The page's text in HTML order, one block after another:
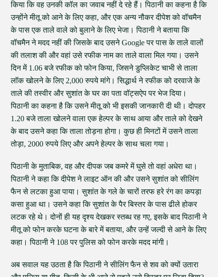
किया कि वह उनकी कॉल का जवाब नहीं दे रहे हैं। पिठानी का कहना है कि
उन्होंने मीतू को आने के लिए कहा, और एक अन्य नौकर दीपेश को वॉचमैन
के पास एक ताले वाले को बुलाने के लिए भेजा। पिठानी ने बताया कि
वॉचमैन ने मदद नहीं की जिसके बाद उसने Google पर पास के ताले वालों
की तलाश की और वहां उसे रफीक नाम का ताले वाला मिल गया। उसने
दिन में 1.06 बजे रफीक को फोन किया, जिसने डुप्लिकेट चाभी से ताला
लॉक खोलने के लिए 2,000 रुपये मांगे। सिद्धार्थ ने रफीक को दरवाजे के
ताले की तस्वीर और सुशांत के घर का पता वॉट्सऐप पर भेज दिया।
पिठानी का कहना है कि उसने मीतू को भी इसकी जानकारी दी थी। दोपहर
1.20 बजे ताला खोलने वाला एक हेल्पर के साथ आया और ताले को देखने
के बाद उसने कहा कि ताला तोड़ना होगा। कुछ ही मिनटों में उसने ताला
तोड़ा, 2000 रुपये लिए और अपने हेल्पर के साथ चला गया।
पिठानी के मुताबिक, वह और दीपक जब कमरे में घुसे तो वहां अधेरा था।
पिठानी ने कहा कि दीपेश ने लाइट ऑन की और उसने सुशांत को सीलिंग
फैन से लटका हुआ पाया। सुशांत के गले के चारों तरफ हरे रंग का कपड़ा
कसा हुआ था। उसने कहा कि सुशांत के पैर बिस्तर के पास ढीले होकर
लटक रहे थे। दोनों ही यह दृश्य देखकर स्तब्ध रह गए, इसके बाद पिठानी ने
मीतू को फोन करके घटना के बारे में बताया, और उन्हें जल्दी से आने के लिए
कहा। पिठानी ने 108 पर पुलिस को फोन करके मदद मांगी।
अब सवाल यह उठता है कि पिठानी ने सीलिंग फैन से शव को क्यों उतारा